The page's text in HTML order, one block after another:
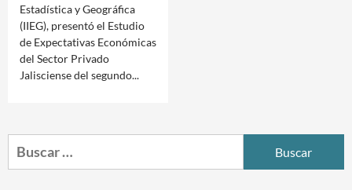
Estadística y Geográfica
(IIEG), presentó el Estudio
de Expectativas Económicas
del Sector Privado
Jalisciense del segundo...
Buscar: